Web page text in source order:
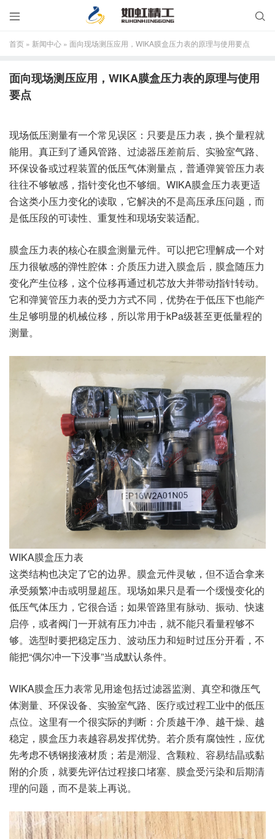


首页 » 新闻中心 » 面向现场测压应用，WIKA膜盒压力表的原理与使用要点
面向现场测压应用，WIKA膜盒压力表的原理与使用
要点
现场低压测量有一个常见误区：只要是压力表，换个量程就
能用。真正到了通风管路、过滤器压差前后、实验室气路、
环保设备或过程装置的低压气体测量点，普通弹簧管压力表
往往不够敏感，指针变化也不够细。WIKA膜盒压力表更适
合这类小压力变化的读取，它解决的不是高压承压问题，而
是低压段的可读性、重复性和现场安装适配。
膜盒压力表的核心在膜盒测量元件。可以把它理解成一个对
压力很敏感的弹性腔体：介质压力进入膜盒后，膜盒随压力
变化产生位移，这个位移再通过机芯放大并带动指针转动。
它和弹簧管压力表的受力方式不同，优势在于低压下也能产
生足够明显的机械位移，所以常用于kPa级甚至更低量程的
测量。
WIKA膜盒压力表
这类结构也决定了它的边界。膜盒元件灵敏，但不适合拿来
承受频繁冲击或明显超压。现场如果只是看一个缓慢变化的
低压气体压力，它很合适；如果管路里有脉动、振动、快速
启停，或者阀门一开就有压力冲击，就不能只看量程够不
够。选型时要把稳定压力、波动压力和短时过压分开看，不
能把“偶尔冲一下没事”当成默认条件。
WIKA膜盒压力表常见用途包括过滤器监测、真空和微压气
体测量、环保设备、实验室气路、医疗或过程工业中的低压
点位。这里有一个很实际的判断：介质越干净、越干燥、越
稳定，膜盒压力表越容易发挥优势。若介质有腐蚀性，应优
先考虑不锈钢接液材质；若是潮湿、含颗粒、容易结晶或黏
附的介质，就要先评估过程接口堵塞、膜盒受污染和后期清
理的问题，而不是装上再说。